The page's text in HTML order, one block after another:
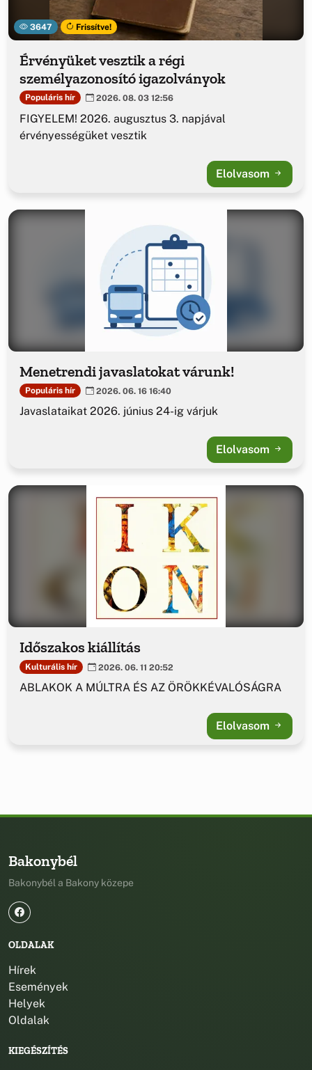
3647 Frissítve!
Érvényüket vesztik a régi
személyazonosító igazolványok
Populáris hír 2026. 08. 03 12:56
FIGYELEM! 2026. augusztus 3. napjával
érvényességüket vesztik
Elolvasom
Menetrendi javaslatokat várunk!
Populáris hír 2026. 06. 16 16:40
Javaslataikat 2026. június 24-ig várjuk
Elolvasom
Időszakos kiállítás
Kulturális hír 2026. 06. 11 20:52
ABLAKOK A MÚLTRA ÉS AZ ÖRÖKKÉVALÓSÁGRA
Elolvasom
Bakonybél
Bakonybél a Bakony közepe
OLDALAK
Hírek
Események
Helyek
Oldalak
KIEGÉSZÍTÉS